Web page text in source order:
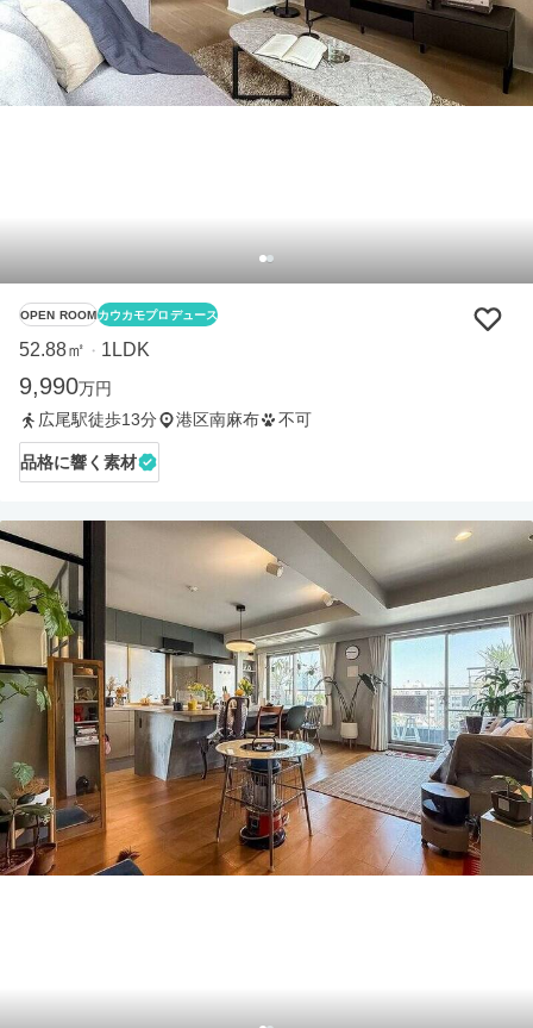
OPEN ROOMカウカモプロデュース
52.88㎡ ・ 1LDK
9,990万円
広尾駅徒歩13分
港区南麻布 不可
品格に響く素材